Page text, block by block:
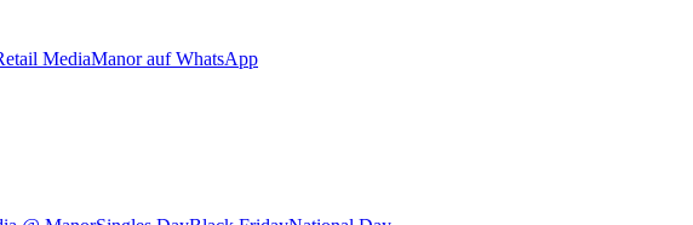
MediaManor auf WhatsApp